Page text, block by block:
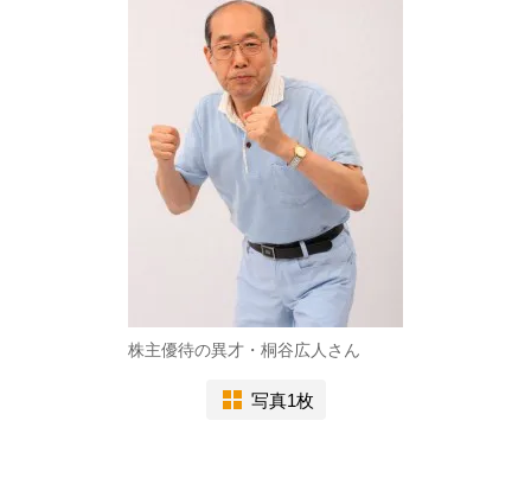
株主優待の異才・桐谷広人さん
写真1枚